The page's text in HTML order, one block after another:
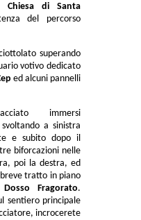
Chiesa di Santa
del percorso
superando
votivo dedicato
ed alcuni pannelli
immersi
a sinistra
e subito dopo il
biforcazioni nelle
poi la destra, ed
tratto in piano
Dosso Fragorato.
sentiero principale
incrocerete